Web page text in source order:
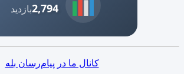
2,794بازدید
کانال ما در پیام‌رسان بله